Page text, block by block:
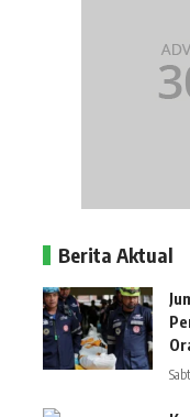
Berita Aktual